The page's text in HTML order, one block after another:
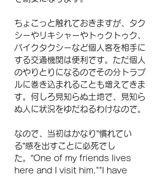
ちょこっと触れておきますが、タク
シーやリキシャーやトゥクトゥク、
バイクタクシーなど個人客を相手に
する交通機関は便利です。ただ個人
のやりとりになるのでその分トラブ
ルに巻き込まれることも増えてきま
す。何しろ見知らぬ土地で、見知ら
ぬ人に状況をゆだねるわけなので。
なので、当初はかなり”慣れてい
る”感を出すことに必死でし
た。”One of my friends lives
here and I visit him.""I have